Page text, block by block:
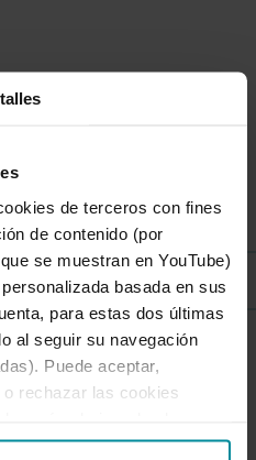
de terceros con fines
de contenido (por
se muestran en YouTube)
basada en sus
para estas dos últimas
al seguir su navegación
Puede aceptar,
rechazar las cookies
más información, así